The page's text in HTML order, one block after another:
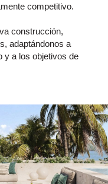
competitivo.
construcción,
adaptándonos a
y a los objetivos de